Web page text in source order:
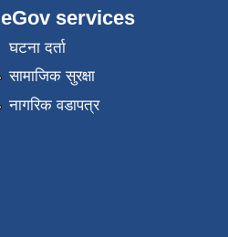
eGov services
घटना दर्ता
सामाजिक सुरक्षा
नागरिक वडापत्र